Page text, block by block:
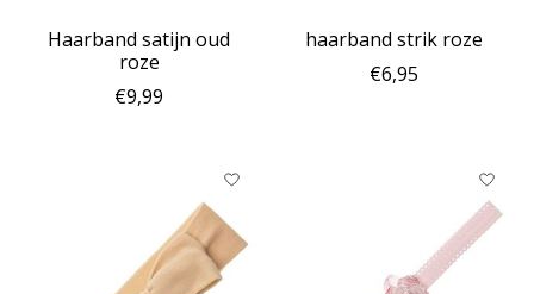
Haarband satijn oud
roze
€9,99
haarband strik roze
€6,95